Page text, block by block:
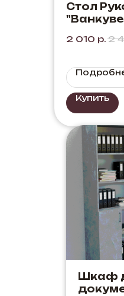
Стол
Дуб
2 010 р. 2
Купить
Шкаф